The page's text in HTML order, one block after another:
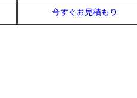
今すぐお見積もり